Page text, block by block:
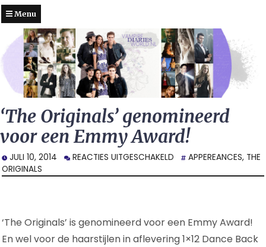
Menu
‘The Originals’ genomineerd
voor een Emmy Award!
JULI 10, 2014 REACTIES UITGESCHAKELD VOOR
ORIGINALS’
EMMY
AWARD!
APPEREANCES, THE
ORIGINALS
‘The Originals’ is genomineerd voor een Emmy Award!
En wel voor de haarstijlen in aflevering 1×12 Dance Back